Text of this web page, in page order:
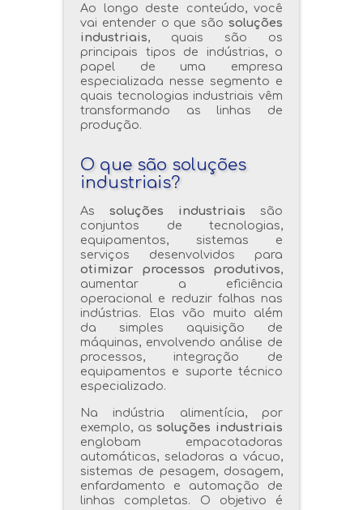
Ao longo deste conteúdo, você
vai entender o que são soluções
industriais, quais são os
principais tipos de indústrias, o
papel de uma empresa
especializada nesse segmento e
quais tecnologias industriais vêm
transformando as linhas de
produção.
O que são soluções
industriais?
As soluções industriais são
conjuntos de tecnologias,
equipamentos, sistemas e
serviços desenvolvidos para
otimizar processos produtivos,
aumentar a eficiência
operacional e reduzir falhas nas
indústrias. Elas vão muito além
da simples aquisição de
máquinas, envolvendo análise de
processos, integração de
equipamentos e suporte técnico
especializado.
Na indústria alimentícia, por
exemplo, assoluções industriais
englobam empacotadoras
automáticas, seladoras a vácuo,
sistemas de pesagem, dosagem,
enfardamento e automação de
linhas completas. O objetivo é